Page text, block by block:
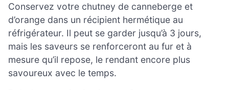
Conservez votre chutney de canneberge et
d’orange dans un récipient hermétique au
réfrigérateur. Il peut se garder jusqu’à 3 jours,
mais les saveurs se renforceront au fur et à
mesure qu’il repose, le rendant encore plus
savoureux avec le temps.